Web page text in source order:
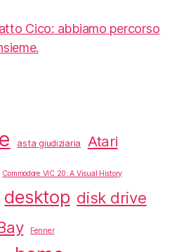
Cico: abbiamo percorso
asta giudiziaria Atari
Commodore VIC 20: A Visual History
desktop disk drive
Fenner